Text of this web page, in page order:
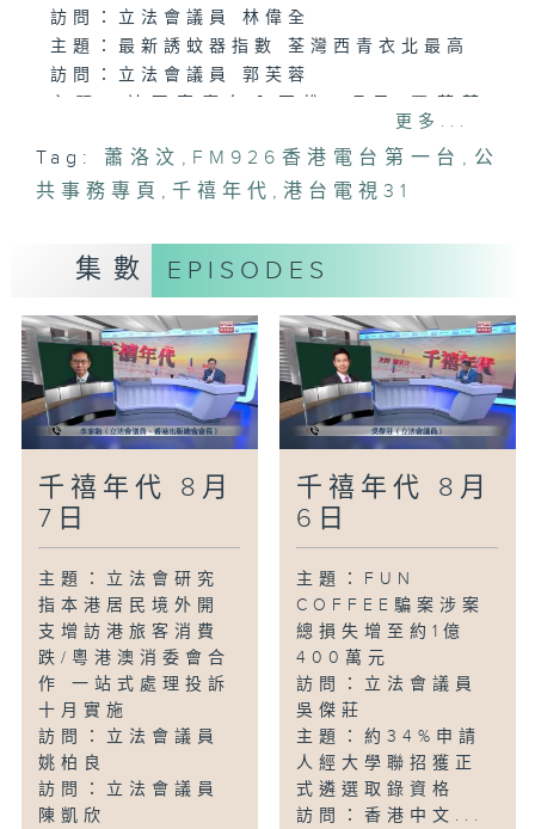
訪問：立法會議員 林偉全
主題：最新誘蚊器指數 荃灣西青衣北最高
訪問：立法會議員 郭芙蓉
訪問：立法會議員 鄧家彪
訪問：立法會議員 陳文宜
有高安全感
訪問：香港退休計劃協會主席 李子恩
言
主題：電動車電池回收設施本月投入運作
訪問：立法會議員 陳紹雄
更多...
Tag: 蕭洛汶 , FM926香港電台第一台 , 公
共事務專頁 ,千禧年代 ,港台電視31
集數 EPISODES
千禧年代 8月
7日
主題：立法會研究
指本港居民境外開
支增訪港旅客消費
跌/粵港澳消委會合
作 一站式處理投訴
十月實施
訪問：立法會議員
姚柏良
訪問：立法會議員
陳凱欣
千禧年代 8月
6日
主題：FUN
COFFEE騙案涉案
總損失增至約1億
400萬元
訪問：立法會議員
吳傑莊
主題：約34%申請
人經大學聯招獲正
式遴選取錄資格
訪問：香港中文...